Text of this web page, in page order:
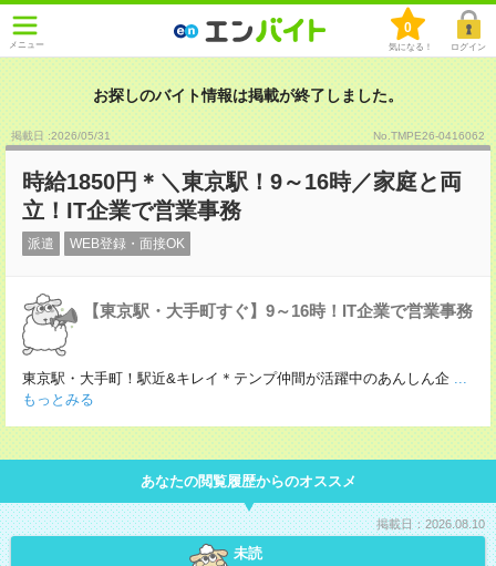
メニュー
0
気になる！ ログイン
お探しのバイト情報は掲載が終了しました。
掲載日 :2026/05/31 No.TMPE26-0416062
時給1850円＊＼東京駅！9～16時／家庭と両
立！IT企業で営業事務
派遣 WEB登録・面接OK
【東京駅・大手町すぐ】9～16時！IT企業で営業事務
東京駅・大手町！駅近&キレイ＊テンプ仲間が活躍中のあんしん企 ...
もっとみる
あなたの閲覧履歴からのオススメ
掲載日：2026.08.10
未読